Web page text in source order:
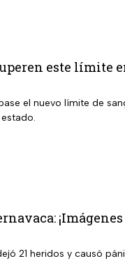
este límite
el nuevo límite de
21 heridos y causó